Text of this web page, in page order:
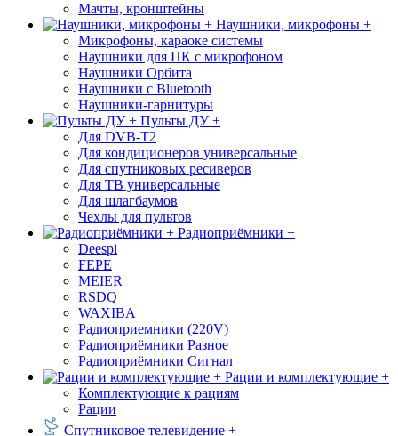
Мачты, кронштейны
Наушники, микрофоны +
Микрофоны, караоке системы
Наушники для ПК с микрофоном
Наушники Орбита
Наушники с Bluetooth
Наушники-гарнитуры
Пульты ДУ +
Для DVB-T2
Для кондиционеров универсальные
Для спутниковых ресиверов
Для ТВ универсальные
Для шлагбаумов
Чехлы для пультов
Радиоприёмники +
Deespi
FEPE
MEIER
RSDQ
WAXIBA
Радиоприемники (220V)
Радиоприёмники Разное
Радиоприёмники Сигнал
Рации и комплектующие +
Комплектующие к рациям
Рации
Спутниковое телевидение +